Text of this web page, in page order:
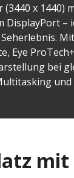
x
Eye
bei
und